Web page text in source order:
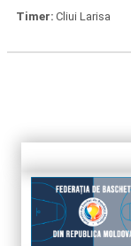
Timer Cliui Larisa